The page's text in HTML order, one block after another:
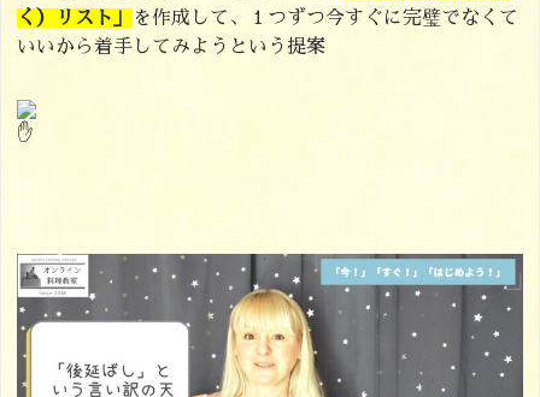
く）リスト」
を作成して、１つずつ今すぐに完璧でなくて
いいから着手してみようという提案